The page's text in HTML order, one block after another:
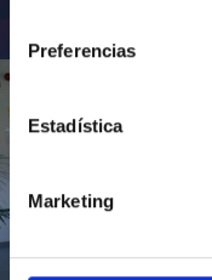
Preferencias
Estadística
Marketing